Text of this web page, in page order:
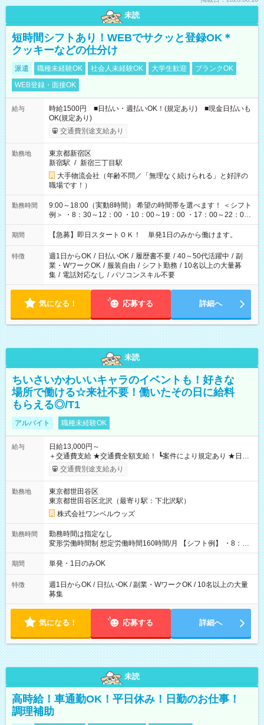
未読
短時間シフトあり！WEBでサクッと登録OK＊
クッキーなどの仕分け
派遣 職種未経験OK 社会人未経験OK 大学生歓迎
ブランクOK
WEB登録・面接OK
給与
時給1500円 ■日払い・週払いOK！(規定あり) ■現金日払いも
OK(規定あり)
交通費別途支給あり
勤務地
東京都新宿区
新宿駅 / 新宿三丁目駅
大手物流会社（年齢不問／「無理なく続けられる」と好評の
職場です！）
勤務時間
9:00～18:00（実動8時間） 希望の時間帯を選べます！ ＜シフト
例＞ ・8：30～12：00 ・10：00～19：00 ・17：00～22：00
・13：00～22：00 ・22：00～翌6：00 など
期間 【急募】即日スタートＯＫ！ 単発1日のみから働けます。
特徴 週1日からOK / 日払いOK / 履歴書不要 / 40～50代活躍中 / 副
業・WワークOK / 服装自由 / シフト勤務 / 10名以上の大量募
集 / 電話対応なし / パソコンスキル不要
気になる！ 応募する 詳細へ
未読
ちいさいかわいいキャラのイベントも！好きな
場所で働ける☆来社不要！働いたその日に給料
もらえる◎/T1
アルバイト 職種未経験OK
給与
日給13,000円～
＋交通費支給 ★交通費全額支給！ ┗案件により規定あり ★日払
いOK！（規定あり） ┗働いたその日に現金GET♪ お仕事後はコ
ンビニATMから 日払い分を引き落とせます！ 【試用期間】試
交通費別途支給あり
勤務地
東京都世田谷区
東京都世田谷区北沢（最寄り駅：下北沢駅）
株式会社ワンベルウッズ
勤務時間
勤務時間は指定なし
変形労働時間制 想定労働時間160時間/月 【シフト例】 ・8：00
～21：00
期間 単発・1日のみOK
特徴
週1日からOK / 日払いOK / 副業・WワークOK / 10名以上の大量
募集
気になる！ 応募する 詳細へ
未読
高時給！車通勤OK！平日休み！日勤のお仕事！
調理補助